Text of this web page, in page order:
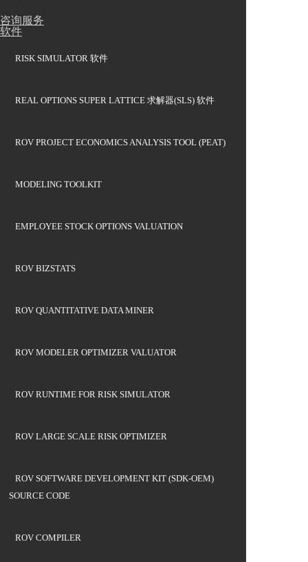
咨询服务
软件
RISK SIMULATOR 软件
REAL OPTIONS SUPER LATTICE 求解器(SLS) 软件
ROV PROJECT ECONOMICS ANALYSIS TOOL (PEAT)
MODELING TOOLKIT
EMPLOYEE STOCK OPTIONS VALUATION
ROV BIZSTATS
ROV QUANTITATIVE DATA MINER
ROV MODELER OPTIMIZER VALUATOR
ROV RUNTIME FOR RISK SIMULATOR
ROV LARGE SCALE RISK OPTIMIZER
ROV SOFTWARE DEVELOPMENT KIT (SDK-OEM)
SOURCE CODE
ROV COMPILER